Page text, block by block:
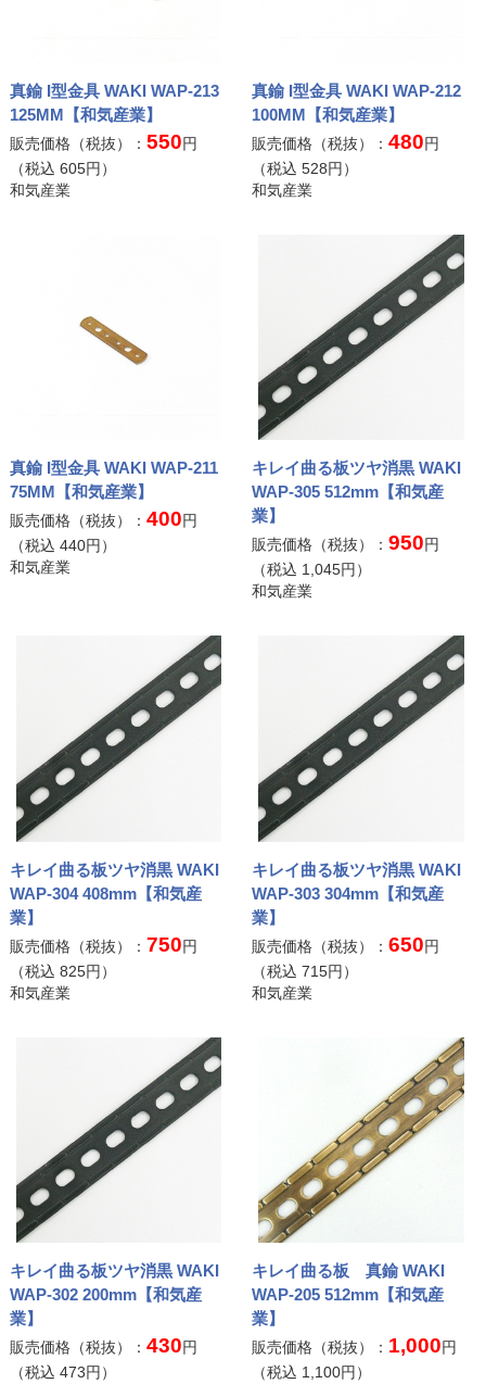
真鍮 I型金具 WAKI WAP-213
125MM【和気産業】
販売価格（税抜）： 550円
（税込 605円）
和気産業
真鍮 I型金具 WAKI WAP-212
100MM【和気産業】
販売価格（税抜）：480円
（税込528円）
和気産業
真鍮 I型金具 WAKI WAP-211
75MM【和気産業】
販売価格（税抜）： 400円
（税込 440円）
和気産業
キレイ曲る板ツヤ消黒 WAKI
WAP-305 512mm【和気産
業】
販売価格（税抜）：950円
（税込 1,045円）
和気産業
キレイ曲る板ツヤ消黒 WAKI
WAP-304 408mm【和気産
業】
販売価格（税抜）： 750円
（税込 825円）
和気産業
キレイ曲る板ツヤ消黒 WAKI
WAP-303 304mm【和気産
業】
販売価格（税抜）：650円
（税込715円）
和気産業
キレイ曲る板ツヤ消黒 WAKI
WAP-302 200mm【和気産
業】
販売価格（税抜）： 430円
（税込 473円）
キレイ曲る板 真鍮 WAKI
WAP-205 512mm【和気産
業】
販売価格（税抜）： 1,000円
（税込 1,100円）